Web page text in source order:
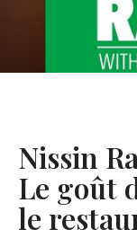
De Nous
FAQ
Nissin
Le goût
le